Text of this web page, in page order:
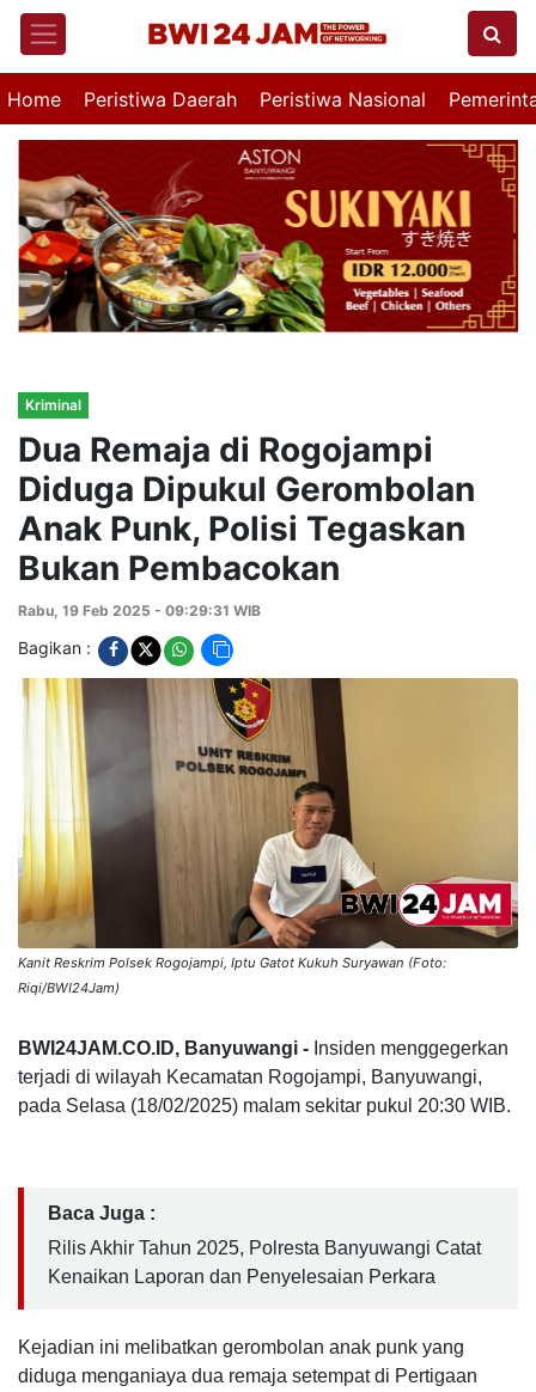
Home Peristiwa Daerah Peristiwa Nasional
Kriminal
Dua Remaja di Rogojampi
Diduga Dipukul Gerombolan
Anak Punk, Polisi Tegaskan
Bukan Pembacokan
Rabu, 19 Feb 2025 - 09:29:31 WIB
Bagikan :
Kanit Reskrim Polsek Rogojampi, Iptu Gatot Kukuh Suryawan (Foto:
Riqi/BWI24Jam)
BWI24JAM.CO.ID, Banyuwangi - Insiden menggegerkan
terjadi di wilayah Kecamatan Rogojampi, Banyuwangi,
pada Selasa (18/02/2025) malam sekitar pukul 20:30 WIB.
Baca Juga :
Rilis Akhir Tahun 2025, Polresta Banyuwangi Catat
Kenaikan Laporan dan Penyelesaian Perkara
Kejadian ini melibatkan gerombolan anak punk yang
diduga menganiaya dua remaja setempat di Pertigaan